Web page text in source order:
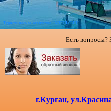
Туристическое агентство "АПЕЛЬСИН"
Есть вопросы?
г.Курган,